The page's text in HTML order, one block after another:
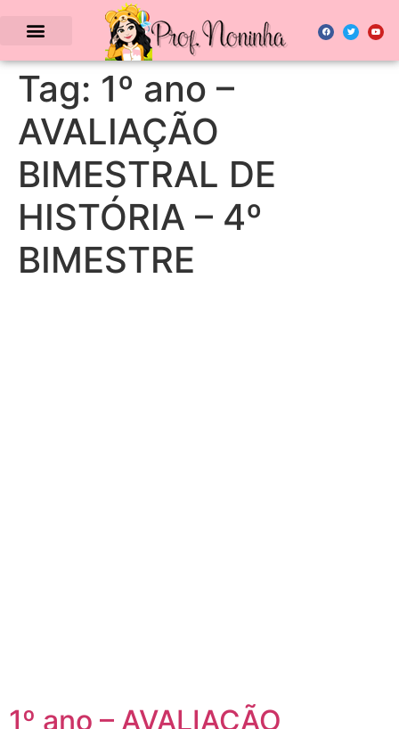
Tag: 1º ano –
AVALIAÇÃO
BIMESTRAL DE
HISTÓRIA – 4º
BIMESTRE
1º ano – AVALIAÇÃO